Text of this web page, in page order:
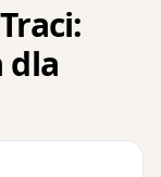
dla